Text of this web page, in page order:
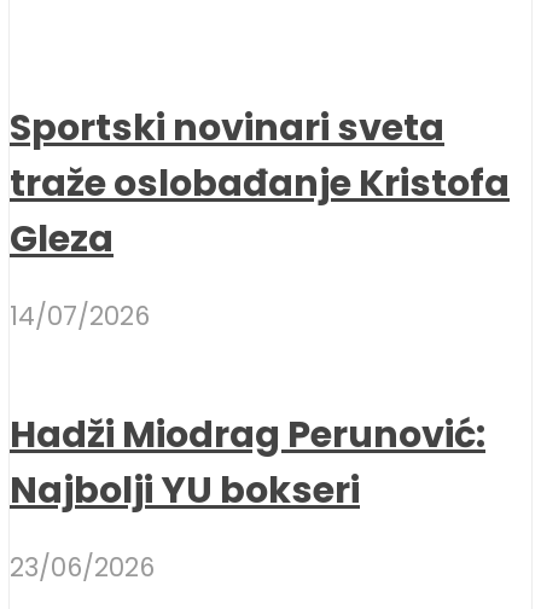
Sportski novinari sveta
traže oslobađanje Kristofa
Gleza
14/07/2026
Hadži Miodrag Perunović:
Najbolji YU bokseri
23/06/2026